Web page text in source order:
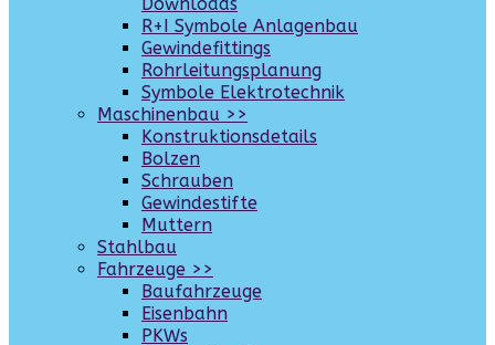
R+I Symbole Anlagenbau
Gewindefittings
Rohrleitungsplanung
Symbole Elektrotechnik
Maschinenbau >>
Konstruktionsdetails
Bolzen
Schrauben
Gewindestifte
Muttern
Stahlbau
Fahrzeuge >>
Baufahrzeuge
Eisenbahn
PKWs